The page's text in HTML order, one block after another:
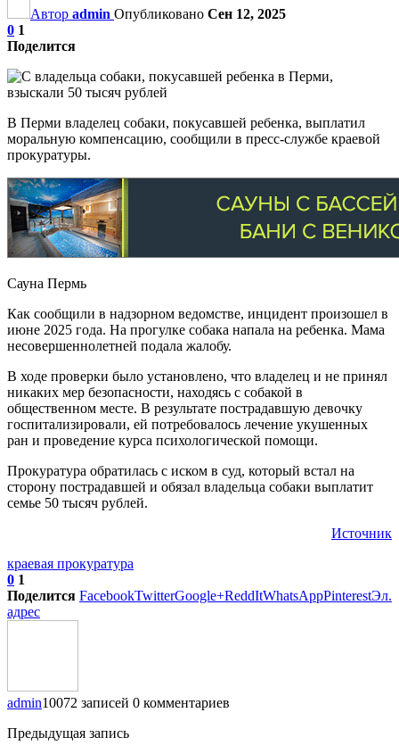
Автор admin Опубликовано Сен 12, 2025
0 1
Поделится
В Перми владелец собаки, покусавшей ребенка, выплатил
моральную компенсацию, сообщили в пресс-службе краевой
прокуратуры.
Сауна Пермь
Как сообщили в надзорном ведомстве, инцидент произошел в
июне 2025 года. На прогулке собака напала на ребенка. Мама
несовершеннолетней подала жалобу.
В ходе проверки было установлено, что владелец и не принял
никаких мер безопасности, находясь с собакой в
общественном месте. В результате пострадавшую девочку
госпитализировали, ей потребовалось лечение укушенных
ран и проведение курса психологической помощи.
Прокуратура обратилась с иском в суд, который встал на
сторону пострадавшей и обязал владельца собаки выплатит
семье 50 тысяч рублей.
Источник
краевая прокуратура
0 1
Поделится FacebookTwitterGoogle+ReddItWhatsAppPinterestЭл.
адрес
admin10072 записей 0 комментариев
Предыдущая запись